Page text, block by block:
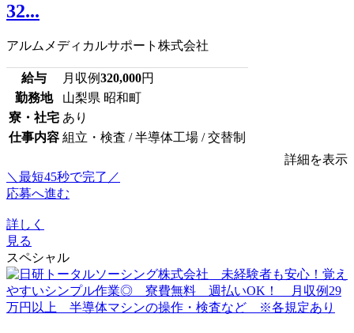
32...
アルムメディカルサポート株式会社
給与 月収例320,000円
勤務地
山梨県 昭和町
寮・社宅 あり
仕事内容 組立・検査 / 半導体工場 / 交替制
詳細を表示
＼最短45秒で完了／
応募へ進む
詳しく
見る
スペシャル